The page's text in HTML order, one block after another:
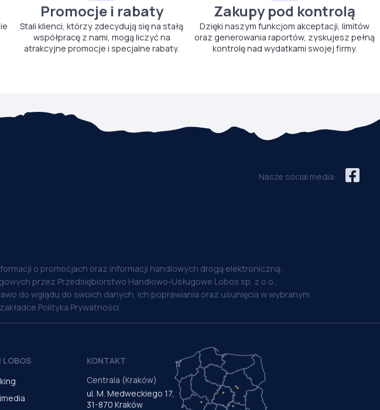
Promocje i rabaty
Stali klienci, którzy zdecydują się na stałą
współpracę z nami, mogą liczyć na
atrakcyjne promocje i specjalne rabaty.
Zakupy pod kontrolą
Dzięki naszym funkcjom akceptacji, limitów
oraz generowania raportów, zyskujesz pełną
kontrolę nad wydatkami swojej firmy.
Nasze social media:
o promocjach oraz informacji handlowych drogą elektroniczną.
przez Przedsiębiorstwo Handlowo-Usługowe Lobos sp. z o.o.,
do wglądu do swoich danych, ich poprawiania oraz usunięcia w wybranym
Polityka Prywatności.
LOBOS
KONTAKT
Centrala (Kraków)
ul. M. Medweckiego 17,
31-870 Kraków